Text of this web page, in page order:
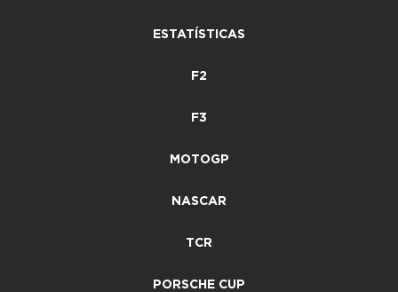
ESTATÍSTICAS
F2
F3
MOTOGP
NASCAR
TCR
PORSCHE CUP